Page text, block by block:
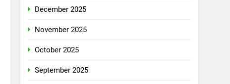
December 2025
November 2025
October 2025
September 2025